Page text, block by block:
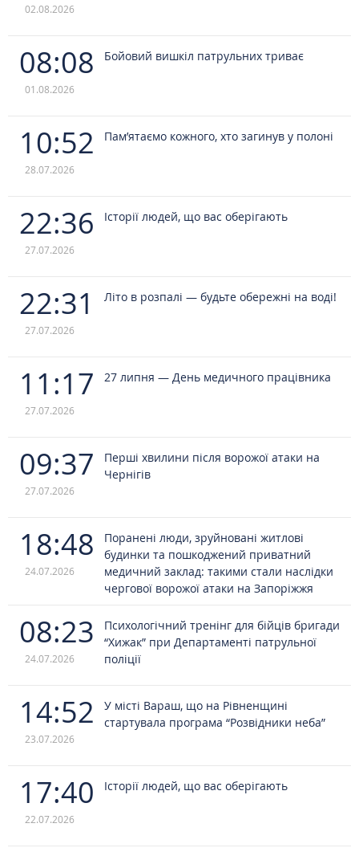
02.08.2026
08:08
01.08.2026
Бойовий вишкіл патрульних триває
10:52
28.07.2026
Пам’ятаємо кожного, хто загинув у полоні
22:36
27.07.2026
Історії людей, що вас оберігають
22:31
27.07.2026
Літо в розпалі — будьте обережні на воді!
11:17
27.07.2026
27 липня — День медичного працівника
09:37
27.07.2026
Перші хвилини після ворожої атаки на
Чернігів
18:48
24.07.2026
Поранені люди, зруйновані житлові
будинки та пошкоджений приватний
медичний заклад: такими стали наслідки
чергової ворожої атаки на Запоріжжя
08:23
24.07.2026
Психологічний тренінг для бійців бригади
“Хижак” при Департаменті патрульної
поліції
14:52
23.07.2026
У місті Вараш, що на Рівненщині
стартувала програма “Розвідники неба”
17:40
22.07.2026
Історії людей, що вас оберігають